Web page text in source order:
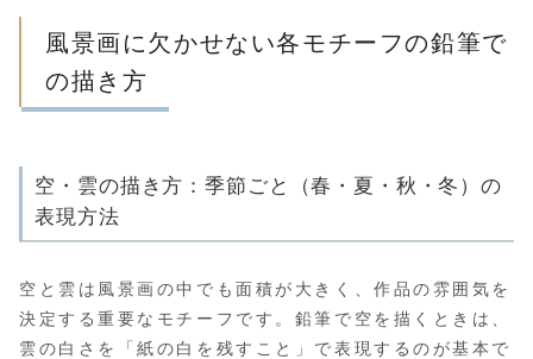
風景画に欠かせない各モチーフの鉛筆で
の描き方
空・雲の描き方：季節ごと（春・夏・秋・冬）の
表現方法
空と雲は風景画の中でも面積が大きく、作品の雰囲気を
決定する重要なモチーフです。鉛筆で空を描くときは、
雲の白さを「紙の白を残すこと」で表現するのが基本で